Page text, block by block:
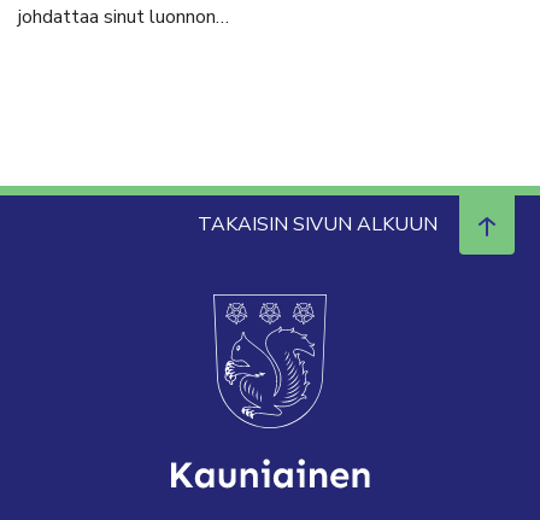
johdattaa sinut luonnon…
TAKAISIN SIVUN ALKUUN